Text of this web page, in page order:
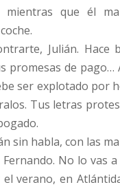
que él
Julián. Hace
promesas de pago…
ser explotado por
Tus letras
sin habla, con las
No lo vas
verano, en